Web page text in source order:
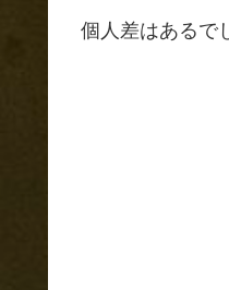
個人差はあるで